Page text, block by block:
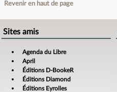
Revenir en haut de page
Sites amis
Agenda du Libre
April
Éditions D-BookeR
Éditions Diamond
Éditions Eyrolles